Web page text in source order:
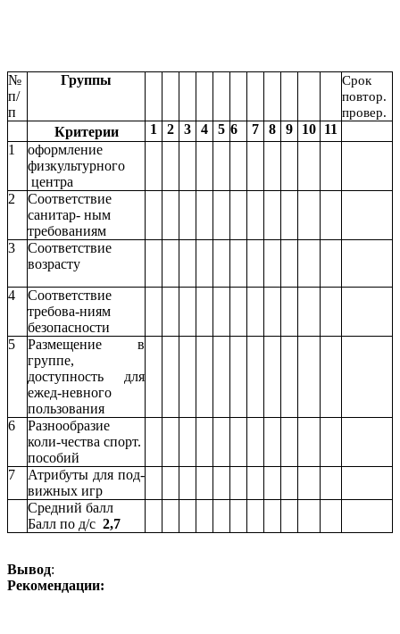
№
п/
п
Группы
Срок
повтор.
провер.
Критерии 1 2 3 4 5 6 7 8 9 10 11
1
оформление
физкультурного
центра
2
Соответствие
санитар- ным
требованиям
3
Соответствие
возрасту
4
Соответствие
требова-ниям
безопасности
5
Размещение в
группе,
доступность для
ежед-невного
пользования
6
Разнообразие
коли-чества спорт.
пособий
7
Атрибуты для под-
вижных игр
Средний балл
Балл по д/с 2,7
Вывод:
Рекомендации: